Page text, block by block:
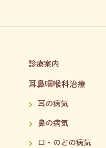
診療案内
耳鼻咽喉科治療
耳の病気
鼻の病気
口・のどの病気